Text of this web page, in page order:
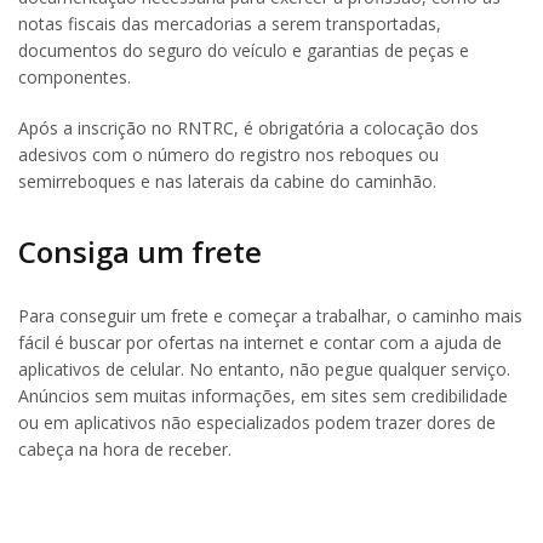
notas fiscais das mercadorias a serem transportadas,
documentos do seguro do veículo e garantias de peças e
componentes.
Após a inscrição no RNTRC, é obrigatória a colocação dos
adesivos com o número do registro nos reboques ou
semirreboques e nas laterais da cabine do caminhão.
Consiga um frete
Para conseguir um frete e começar a trabalhar, o caminho mais
fácil é buscar por ofertas na internet e contar com a ajuda de
aplicativos de celular. No entanto, não pegue qualquer serviço.
Anúncios sem muitas informações, em sites sem credibilidade
ou em aplicativos não especializados podem trazer dores de
cabeça na hora de receber.